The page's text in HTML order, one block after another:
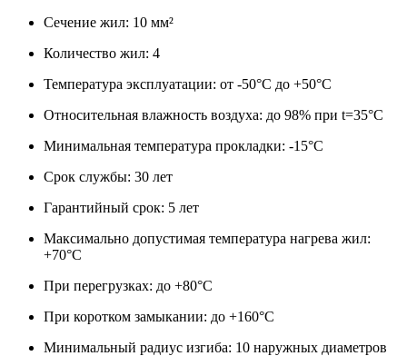
Сечение жил: 10 мм²
Количество жил: 4
Температура эксплуатации: от -50°C до +50°C
Относительная влажность воздуха: до 98% при t=35°C
Минимальная температура прокладки: -15°C
Срок службы: 30 лет
Гарантийный срок: 5 лет
Максимально допустимая температура нагрева жил:
+70°C
При перегрузках: до +80°C
При коротком замыкании: до +160°C
Минимальный радиус изгиба: 10 наружных диаметров